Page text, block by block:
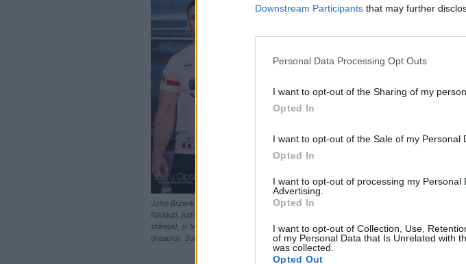
Downstream Participants that may further
Personal Data Processing Opt Outs
I want to opt-out of the Sharing of my
Opted In
I want to opt-out of the Sale of my Personal
Opted In
I want to opt-out of processing my Personal
Advertising.
Opted In
I want to opt-out of Collection, Use,
of my Personal Data that Is Unrelated with
was collected.
Opted Out
John Brzenk, (foto – centru) pe scena Campionatului Național de Skandenberg al
Rădăuți, județul Suceava. Alături, Andrei Chipreanov, campionul României la Skandenberg
stânga), și Mircea Simionescu Simicel, Secretar General al Federației Mondiale de
dreapta). Sursa foto: Doru Clipa